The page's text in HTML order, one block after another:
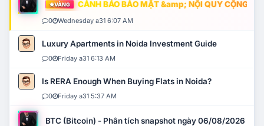
VÀNG CẢNH BÁO BẢO MẬT &amp; NỘI QUY CỘNG
0 Wednesday a31 6:07 AM
Luxury Apartments in Noida Investment Guide
0 Friday a31 6:13 AM
Is RERA Enough When Buying Flats in Noida?
0 Friday a31 5:37 AM
BTC (Bitcoin) - Phân tích snapshot ngày 06/08/2026